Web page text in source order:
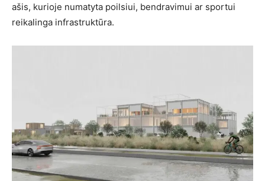
ašis, kurioje numatyta poilsiui, bendravimui ar sportui
reikalinga infrastruktūra.